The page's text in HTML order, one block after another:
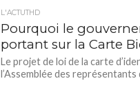
L'ACTUTHD
Pourquoi le
portant sur la Carte
Le projet de loi de la carte
l’Assemblée des